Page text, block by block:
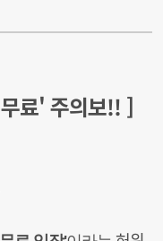
료' 주의보!! ]